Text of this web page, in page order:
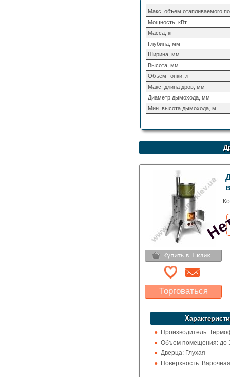
Макс. объем отапливаемого
Мощность, кВт
Масса, кг
Глубина, мм
Ширина, мм
Высота, мм
Объем топки, л
Макс. длина дров, мм
Диаметр дымохода, мм
Мин. высота дымохода, м
Торговаться
Какая цена Вас
устроит?
Указать цену
Производитель:
Объем помещения: до
Дверца: Глухая
Поверхность: Варочная
Кожух: Металлический